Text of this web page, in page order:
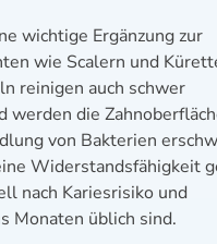
wichtige Ergänzung zur
wie Scalern und
reinigen auch schwer
werden die
von Bakterien
Widerstandsfähigkeit
nach Kariesrisiko und
Monaten üblich sind.